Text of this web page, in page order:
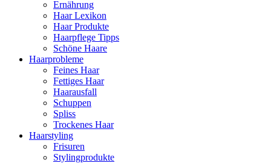
Ernährung
Haar Lexikon
Haar Produkte
Haarpflege Tipps
Schöne Haare
Haarprobleme
Feines Haar
Fettiges Haar
Haarausfall
Schuppen
Spliss
Trockenes Haar
Haarstyling
Frisuren
Stylingprodukte